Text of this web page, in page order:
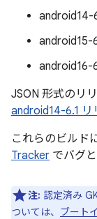
android14-
android15-
android16-
JSON 形式のリ
android14-6.1 リ
これらのビルド
Tracker でバグ
注: 認定済み
ついては、 ブート